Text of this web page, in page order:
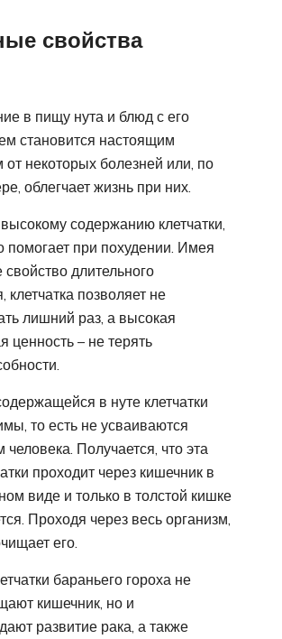
свойства
в пищу нута и блюд с его
становится настоящим
от некоторых болезней или, по
облегчает жизнь при них.
содержанию клетчатки,
помогает при похудении. Имея
свойство длительного
позволяет не
лишний раз, а высокая
ценность – не терять
в нуте клетчатки
то есть не усваиваются
человека. Получается, что эта
проходит через кишечник в
виде и только в толстой кишке
Проходя через весь организм,
его.
бараньего гороха не
кишечник, но и
развитие рака, а также